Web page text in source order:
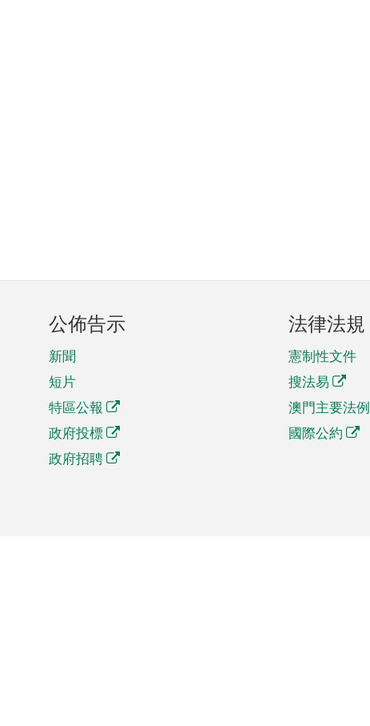
公佈告示
新聞
短片
特區公報
政府投標
政府招聘
法律法規
憲制性文件
搜法易
澳門主要法例
國際公約